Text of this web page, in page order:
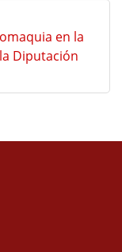
en la
Diputación